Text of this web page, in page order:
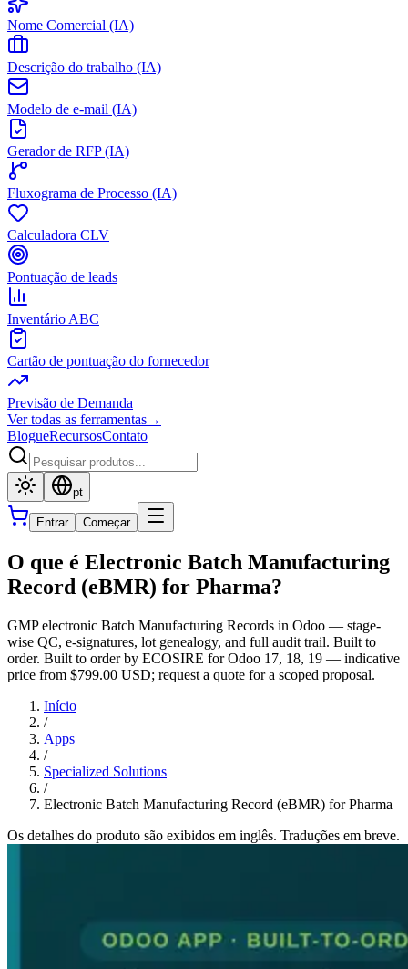
Nome Comercial (IA)
Descrição do trabalho (IA)
Modelo de e-mail (IA)
Gerador de RFP (IA)
Fluxograma de Processo (IA)
Calculadora CLV
Pontuação de leads
Inventário ABC
Cartão de pontuação do fornecedor
Previsão de Demanda
Ver todas as ferramentas→
BlogueRecursosContato
pt
Entrar Começar
O que é Electronic Batch Manufacturing
Record (eBMR) for Pharma?
GMP electronic Batch Manufacturing Records in Odoo — stage-
wise QC, e-signatures, lot genealogy, and full audit trail. Built to
order. Built to order by ECOSIRE for Odoo 17, 18, 19 — indicative
price from $799.00 USD; request a quote for a scoped proposal.
Início
/
Apps
/
Specialized Solutions
/
Electronic Batch Manufacturing Record (eBMR) for Pharma
Os detalhes do produto são exibidos em inglês. Traduções em breve.